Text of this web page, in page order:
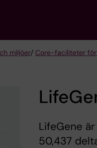
miljöer/ Core-faciliteter
LifeGene
50,437